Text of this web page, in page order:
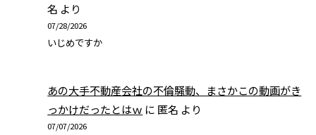
名 より
07/28/2026
いじめですか
あの大手不動産会社の不倫騒動、まさかこの動画がき
っかけだったとはｗ に 匿名 より
07/07/2026